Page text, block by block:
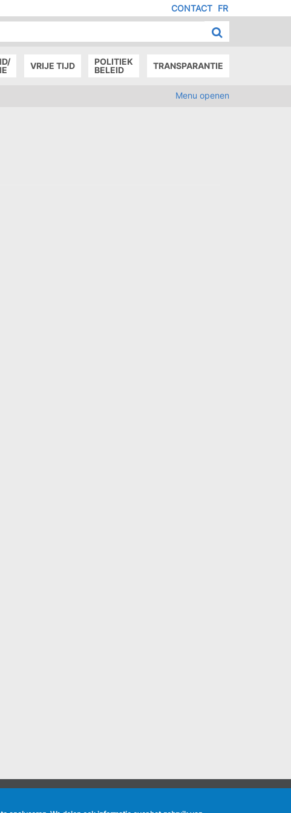
FR
MENU
DE
PAGE
CONTACT
VRIJE TIJD
POLITIEK
BELEID
TRANSPARANTIE
Menu openen